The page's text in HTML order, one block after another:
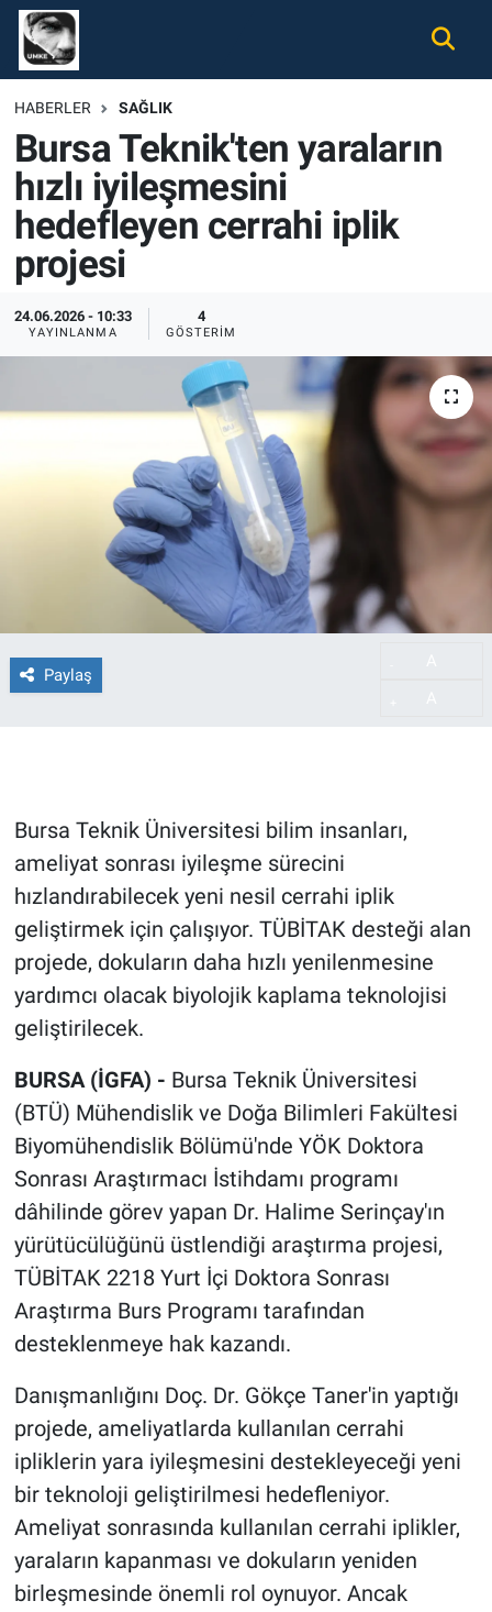
HABERLER SAĞLIK
Bursa Teknik'ten yaraların
hızlı iyileşmesini
hedefleyen cerrahi iplik
projesi
24.06.2026 - 10:33
YAYINLANMA
4
GÖSTERIM
Paylaş
Bursa Teknik Üniversitesi bilim insanları,
ameliyat sonrası iyileşme sürecini
hızlandırabilecek yeni nesil cerrahi iplik
geliştirmek için çalışıyor. TÜBİTAK desteği alan
projede, dokuların daha hızlı yenilenmesine
yardımcı olacak biyolojik kaplama teknolojisi
geliştirilecek.
BURSA (İGFA) - Bursa Teknik Üniversitesi
(BTÜ) Mühendislik ve Doğa Bilimleri Fakültesi
Biyomühendislik Bölümü'nde YÖK Doktora
Sonrası Araştırmacı İstihdamı programı
dâhilinde görev yapan Dr. Halime Serinçay'ın
yürütücülüğünü üstlendiği araştırma projesi,
TÜBİTAK 2218 Yurt İçi Doktora Sonrası
Araştırma Burs Programı tarafından
desteklenmeye hak kazandı.
Danışmanlığını Doç. Dr. Gökçe Taner'in yaptığı
projede, ameliyatlarda kullanılan cerrahi
ipliklerin yara iyileşmesini destekleyeceği yeni
bir teknoloji geliştirilmesi hedefleniyor.
Ameliyat sonrasında kullanılan cerrahi iplikler,
yaraların kapanması ve dokuların yeniden
birleşmesinde önemli rol oynuyor. Ancak
Gündem
Ekonomi
Spor
Magazin
Tüm Haberler
Künye
Nöbetçi Eczaneler
Hava Durumu
Namaz Vakitleri
Trafik Durumu
Süper Lig Puan Durumu ve Fikstür
Son Dakika Haberleri
Haber Arşivi